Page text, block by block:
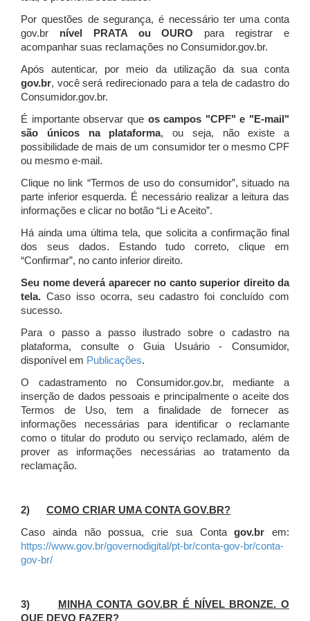
Por questões de segurança, é necessário ter uma conta
gov.br nível PRATA ou OURO para registrar e
acompanhar suas reclamações no Consumidor.gov.br.
Após autenticar, por meio da utilização da sua conta
gov.br, você será redirecionado para a tela de cadastro do
Consumidor.gov.br.
É importante observar que os campos "CPF" e "E-mail"
são únicos na plataforma, ou seja, não existe a
possibilidade de mais de um consumidor ter o mesmo CPF
ou mesmo e-mail.
Clique no link “Termos de uso do consumidor”, situado na
parte inferior esquerda. É necessário realizar a leitura das
informações e clicar no botão “Li e Aceito”.
Há ainda uma última tela, que solicita a confirmação final
dos seus dados. Estando tudo correto, clique em
“Confirmar”, no canto inferior direito.
Seu nome deverá aparecer no canto superior direito da
tela. Caso isso ocorra, seu cadastro foi concluído com
sucesso.
Para o passo a passo ilustrado sobre o cadastro na
plataforma, consulte o Guia Usuário - Consumidor,
disponível em Publicações.
O cadastramento no Consumidor.gov.br, mediante a
inserção de dados pessoais e principalmente o aceite dos
Termos de Uso, tem a finalidade de fornecer as
informações necessárias para identificar o reclamante
como o titular do produto ou serviço reclamado, além de
prover as informações necessárias ao tratamento da
reclamação.
2) COMO CRIAR UMA CONTA GOV.BR?
Caso ainda não possua, crie sua Contagov.br em:
https://www.gov.br/governodigital/pt-br/conta-gov-br/conta-
gov-br/
3)
MINHA CONTA GOV.BR É NÍVEL BRONZE. O
QUE DEVO FAZER?